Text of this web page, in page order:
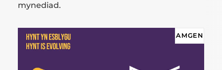
mynediad.
AMGEN